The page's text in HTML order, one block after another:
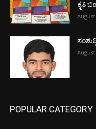
ಕೃತಿ
August
August
POPULAR CATEGORY